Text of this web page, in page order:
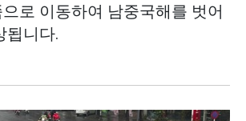
로 이동하여 남중국해를 벗어
됩니다.